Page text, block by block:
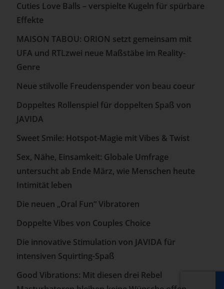
Cuties Love Balls – verspielte Kugeln für spürbare
Effekte
MAISON TABOU: ORION setzt gemeinsam mit
UFA und RTLzwei neue Maßstäbe im Reality-
Genre
Neue stilvolle Freudenspender von beau coeur
Doppeltes Rollenspiel für doppelten Spaß von
JAVIDA
Sweet Smile: Hotspot-Magie mit Vibes & Twist
Sex, Nähe, Einsamkeit: Globale Umfrage
untersucht ab Ende März, wie Menschen heute
Intimität leben
Die neuen „Oral Fun“ Vibratoren
Doppelte Vibes von Couples Choice
Die innovative Stimulation von JAVIDA für
intensiven Squirting-Spaß
Good Vibrations: Mit diesen drei Rebel